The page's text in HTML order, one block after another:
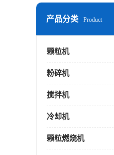
产品分类 Product
颗粒机
粉碎机
搅拌机
冷却机
颗粒燃烧机